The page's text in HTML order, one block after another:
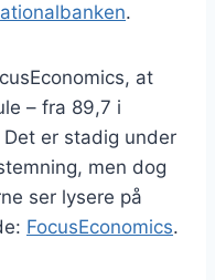
.
at
– fra 89,7 i
er stadig under
men dog
ser lysere på
FocusEconomics.